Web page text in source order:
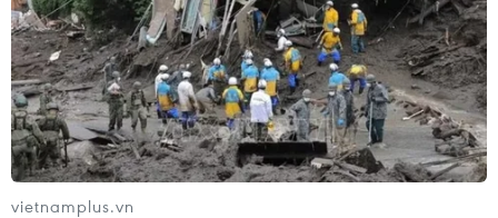
vietnamplus.vn